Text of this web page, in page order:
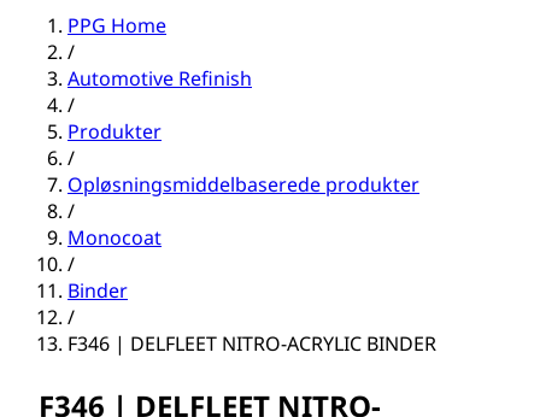
PPG Home
/
Automotive Refinish
/
Produkter
/
Opløsningsmiddelbaserede produkter
/
Monocoat
/
Binder
/
F346 | DELFLEET NITRO-ACRYLIC BINDER
F346 | DELFLEET NITRO-